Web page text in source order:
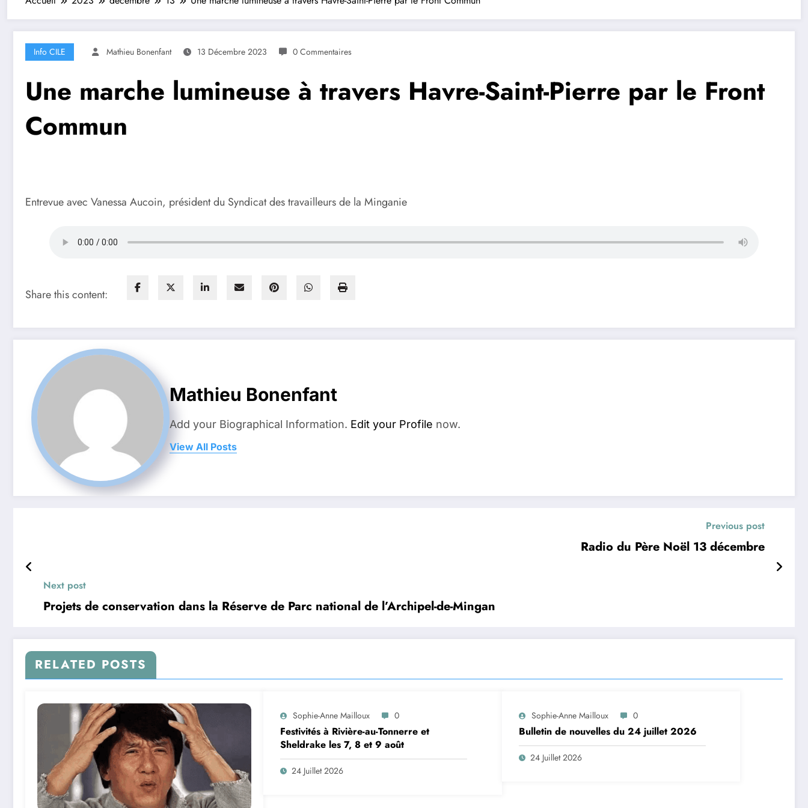
Info CILE Mathieu Bonenfant 13 Décembre 2023 0 Commentaires
Une marche lumineuse à travers Havre-Saint-Pierre par le Front
Commun
Entrevue avec Vanessa Aucoin, président du Syndicat des travailleurs de la Minganie
Share this content:
Mathieu Bonenfant
Add your Biographical Information. Edit your Profile now.
View All Posts
Previous post
Radio du Père Noël 13 décembre
Next post
Projets de conservation dans la Réserve de Parc national de l’Archipel-de-Mingan
RELATED POSTS
Sophie-Anne Mailloux 0
Festivités à Rivière-au-Tonnerre et
Sheldrake les 7, 8 et 9 août
24 Juillet 2026
Sophie-Anne Mailloux 0
Bulletin de nouvelles du 24 juillet 2026
24 Juillet 2026